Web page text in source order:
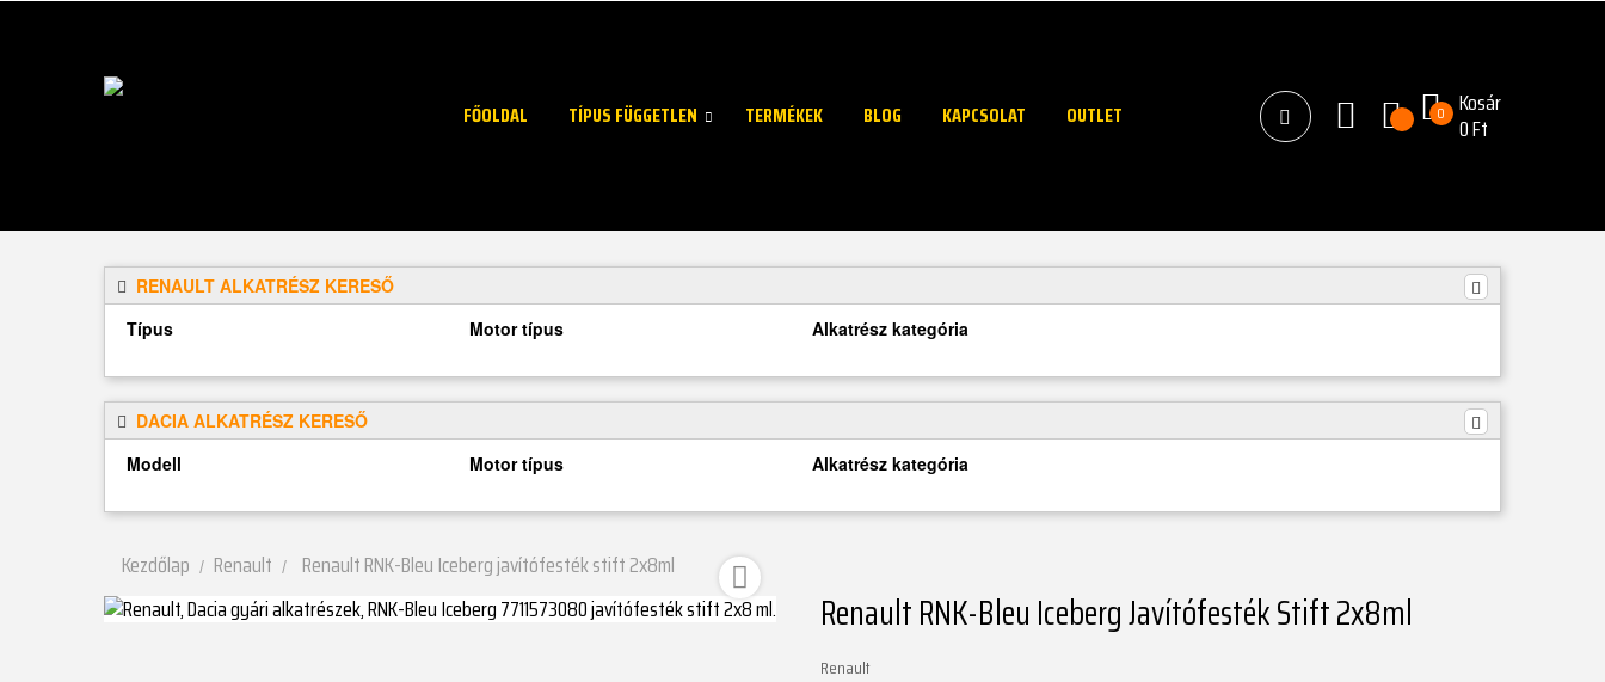
FŐOLDAL TÍPUS FÜGGETLEN TERMÉKEK BLOG KAPCSOLAT OUTLET 0 Kosár
0 Ft
RENAULT ALKATRÉSZ KERESŐ
Típus
Motor típus Alkatrész kategória
DACIA ALKATRÉSZ KERESŐ
Modell
Motor típus Alkatrész kategória
Kezdőlap Renault Renault RNK-Bleu Iceberg javítófesték stift 2x8ml 
Renault RNK-Bleu Iceberg Javítófesték Stift 2x8ml
Renault